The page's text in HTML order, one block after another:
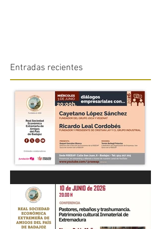
Entradas recientes
“DIÁLOGOS EMPRESARIALES
CON...” Cayetano López
Sánchez y Ricardo Leal